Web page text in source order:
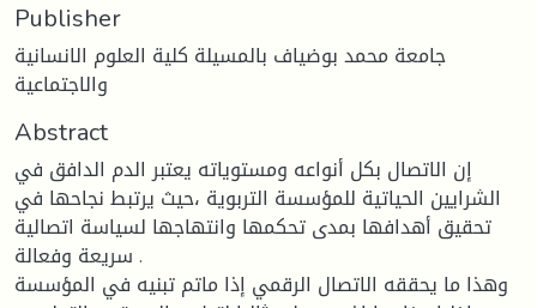
Publisher
جامعة محمد بوضياف بالمسيلة كلية العلوم الانسانية
والاجتماعية
Abstract
إن الاتصال بكل أنواعه ومستوياته يعتبر الدم الدافق في
الشرايين الحياتية للمؤسسة التربوية ،حيث يرتبط نجاحها في
تحقيق أهدافها بمدى تحكمها وانتهاجها لسياسة اتصالية
سريعة وفعالة .
وهذا ما يحققه الاتصال الرقمي إذا ماتم تبنيه في المؤسسة